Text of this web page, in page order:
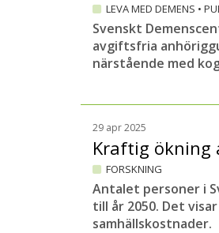
LEVA MED DEMENS •
Svenskt
avgiftsfria
närstående med
29 apr 2025
Kraftig ökning
FORSKNING
Antalet personer i
till år 2050. Det
samhällskostnader.